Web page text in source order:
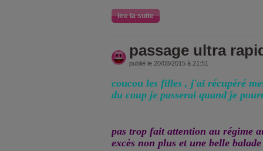
lire la suite
passage ultra
publié le 20/08/2015 à 21:51
coucou les filles , j'ai récupéré
du coup je passerai quand je
pas trop fait attention au régime
excès non plus et une belle